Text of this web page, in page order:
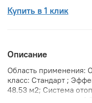
Купить в 1 клик
Описание
Область применения:
класс: Стандарт ;
48.53 м2; Система